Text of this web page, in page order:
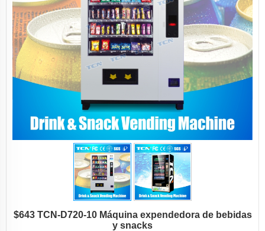
$643 TCN-D720-10 Máquina expendedora de bebidas
y snacks